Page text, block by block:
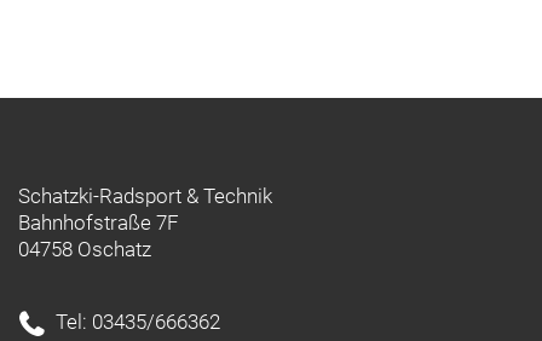
Vorbaulänge (in mm): 60 mm
Tretlager: BSA
Bremshebel: Shimano MT200
Bremsystem: Shimano MT200, hydraulische
Kette: KMC X9
Schatzki-Radsport & Technik
Bahnhofstraße 7F
04758 Oschatz
Tel: 03435/666362